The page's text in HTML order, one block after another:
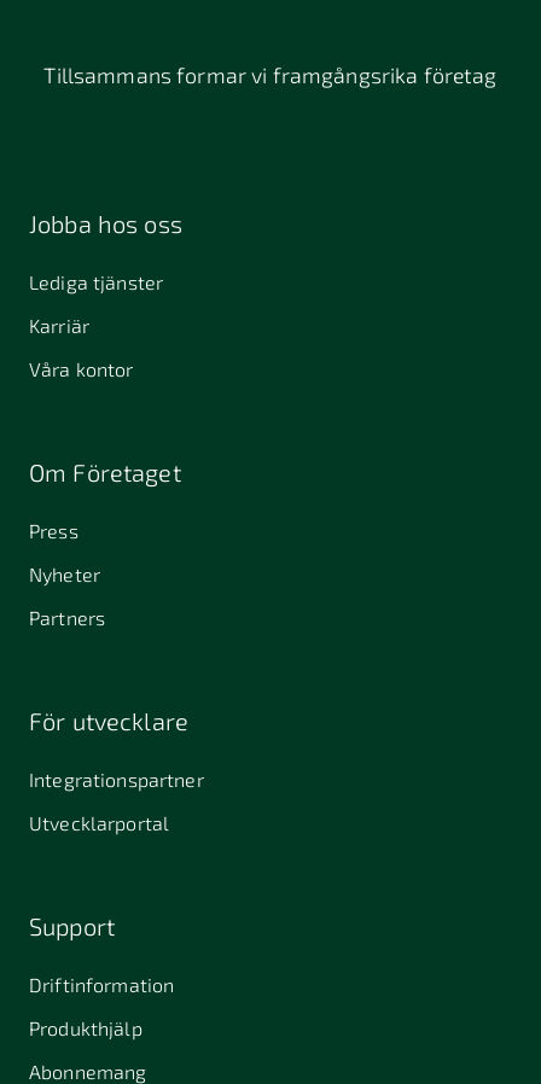
Tillsammans formar vi framgångsrika företag
Jobba hos oss
Lediga tjänster
Karriär
Våra kontor
Om Företaget
Press
Nyheter
Partners
För utvecklare
Integrationspartner
Utvecklarportal
Support
Driftinformation
Produkthjälp
Abonnemang